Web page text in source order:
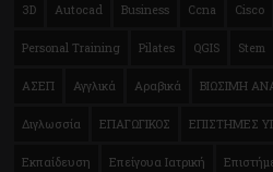
3D Autocad Business Ccna Cisco
Personal Training Pilates QGIS Stem
ΑΣΕΠ Αγγλικά Αραβικά ΒΙΩΣΙΜΗ
Διγλωσσία ΕΠΑΓΩΓΙΚΟΣ ΕΠΙΣΤΗΜΕΣ
Εκπαίδευση Επείγουα Ιατρική